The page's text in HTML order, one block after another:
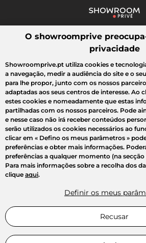
Pesquisar uma marca, um
Todas as vendas Moda Desporto
O showroomprive
privacidade
Showroomprive.pt utiliza cookies e
a navegação, medir a audiência do site e o
para lhe propor, junto com os nossos
adaptadas aos seus centros de interesse. Ao
estes cookies e nomeadamente que estas
partilhadas com os nossos parceiros. Pode
e nesse caso não irá receber conteúdos
serão utilizados os cookies necessários ao
clicar em « Defino os meus parâmetros »
preferências e obter mais informações.
preferências a qualquer momento (na secção
Para mais informações sobre a recolha dos
clique aqui.
Definir os meus
Recusar